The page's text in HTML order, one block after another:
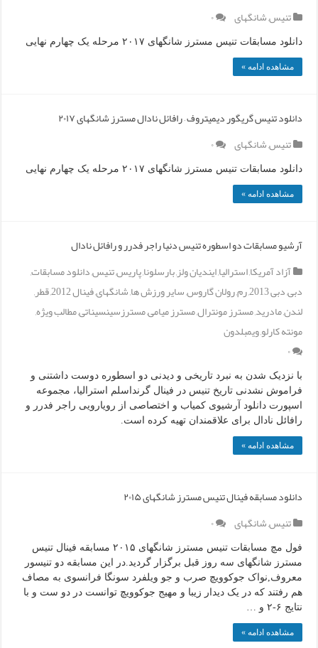
تنیس,شانگهای ۰
دانلود مسابقات تنیس مسترز شانگهای ۲۰۱۷ مرحله یک چهارم نهایی
مشاهده ادامه »
دانلود تنیس گریگور دیمیتروف – رافائل نادال مسترز شانگهای ۲۰۱۷
تنیس,شانگهای ۰
دانلود مسابقات تنیس مسترز شانگهای ۲۰۱۷ مرحله یک چهارم نهایی
مشاهده ادامه »
آرشیو مسابقات دو اسطوره تنیس دنیا راجر فدرر و رافائل نادال
آزاد آمریکا,استرالیا,ایندیان ولز,بارسلونا,پاریس,تنیس,دانلود مسابقات,
دبی,دبی 2013 ,رم,رولان گاروس,سایر ورزش ها,شانگهای,فینال 2012 ,قطر,
لندن,مادرید,مسترز مونترال,مسترز میامی,مسترزسینسیناتی,مطالب ویژه,
مونته کارلو,ویمبلدون
۰
با نزدیک شدن به نبرد تاریخی و دیدنی دو اسطوره دوست داشتنی و
فراموش نشدنی تاریخ تنیس در فینال گرنداسلم استرالیا، مجموعه
اسپورت دانلود آرشیوی کمیاب و اختصاصی از رویارویی راجر فدرر و
رافائل نادال برای علاقمندان تهیه کرده است.
مشاهده ادامه »
دانلود مسابقه فینال تنیس مسترز شانگهای ۲۰۱۵
تنیس,شانگهای ۰
فول مچ مسابقات تنیس مسترز شانگهای ۲۰۱۵ مسابقه فینال تنیس
مسترز شانگهای سه روز قبل برگزار گردید.در این مسابقه دو تنیسور
معروف,نواک جوکوویچ صرب و جو ویلفرد سونگا فرانسوی به مصاف
هم رفتند که در یک دیدار زیبا و مهیج جوکوویچ توانست در دو ست و با
نتایج ۶-۲ و …
مشاهده ادامه »